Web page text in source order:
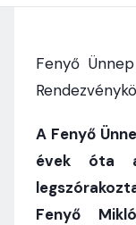
Fenyő
A Fenyő
évek óta
Fenyő